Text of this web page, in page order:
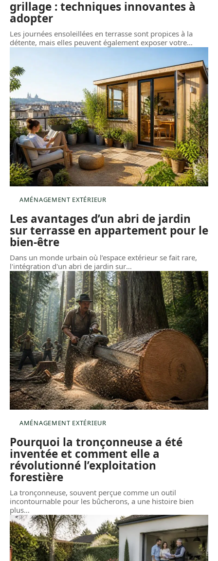
grillage : techniques innovantes à
adopter
Les journées ensoleillées en terrasse sont propices à la
détente, mais elles peuvent également exposer votre…
AMÉNAGEMENT EXTÉRIEUR
Les avantages d’un abri de jardin
sur terrasse en appartement pour le
bien-être
Dans un monde urbain où l’espace extérieur se fait rare,
l'intégration d'un abri de jardin sur…
AMÉNAGEMENT EXTÉRIEUR
Pourquoi la tronçonneuse a été
inventée et comment elle a
révolutionné l’exploitation
forestière
La tronçonneuse, souvent perçue comme un outil
incontournable pour les bûcherons, a une histoire bien
plus…